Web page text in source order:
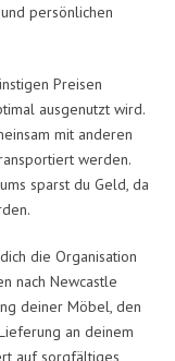
persönlichen
Preisen
ausgenutzt wird.
mit anderen
werden.
sparst du Geld, da
die Organisation
nach Newcastle
deiner Möbel, den
an deinem
auf sorgfältiges